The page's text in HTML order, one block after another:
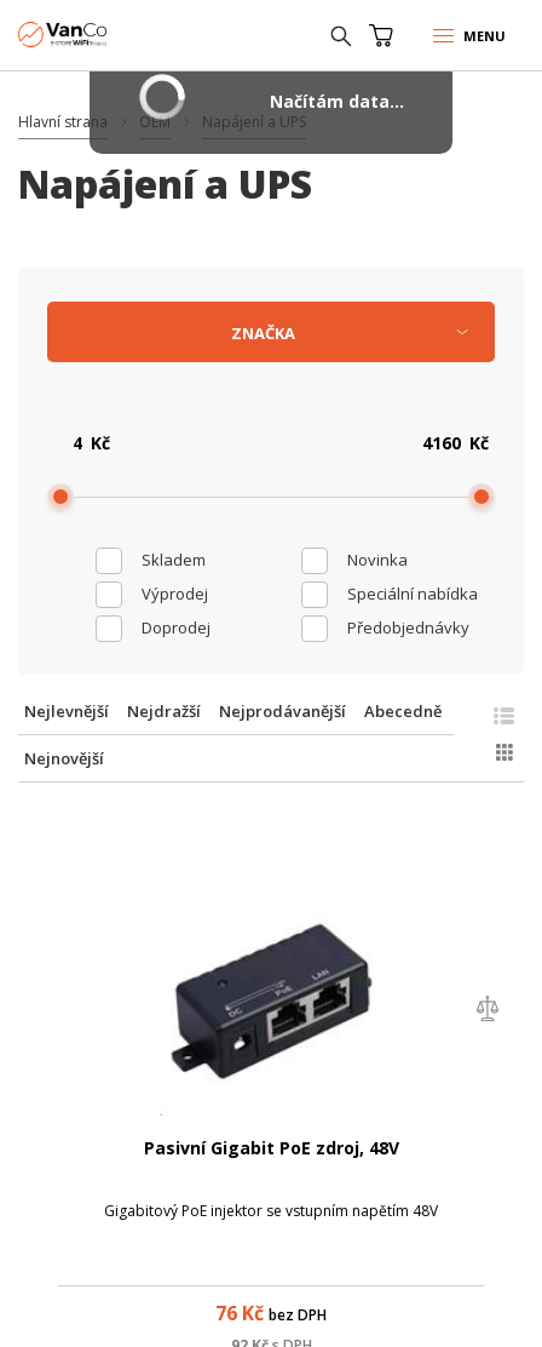
MENU
Hlavní strana OEM Napájení a UPS
Napájení a UPS
Skladem
Novinka
Výprodej
Speciální nabídka
Doprodej
Předobjednávky
Kč Kč
ZNAČKA
Nejlevnější Nejdražší Nejprodávanější Abecedně
Nejnovější
Pasivní Gigabit PoE zdroj, 48V
Gigabitový PoE injektor se vstupním napětím 48V
76 Kč bez DPH
Načítám data...